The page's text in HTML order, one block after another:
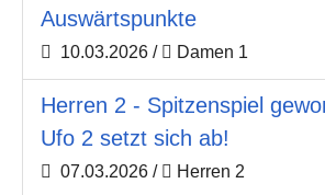
Auswärtspunkte
10.03.2026 / Damen 1
Herren 2 - Spitzenspiel
Ufo 2 setzt sich ab!
07.03.2026 / Herren 2